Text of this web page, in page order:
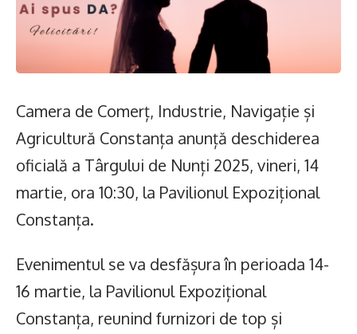
Camera de Comerț, Industrie, Navigație și
Agricultură Constanța anunță deschiderea
oficială a Târgului de Nunți 2025, vineri, 14
martie, ora 10:30, la Pavilionul Expozițional
Constanța.
Evenimentul se va desfășura în perioada 14-
16 martie, la Pavilionul Expozițional
Constanța, reunind furnizori de top și